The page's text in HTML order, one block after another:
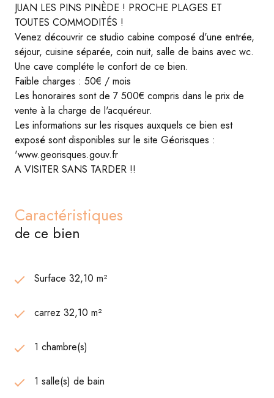
JUAN LES PINS PINÈDE ! PROCHE PLAGES ET
TOUTES COMMODITÉS !
Venez découvrir ce studio cabine composé d'une entrée,
séjour, cuisine séparée, coin nuit, salle de bains avec wc.
Une cave compléte le confort de ce bien.
Faible charges : 50€ / mois
Les honoraires sont de 7 500€ compris dans le prix de
vente à la charge de l'acquéreur.
Les informations sur les risques auxquels ce bien est
exposé sont disponibles sur le site Géorisques :
'www.georisques.gouv.fr
A VISITER SANS TARDER !!
Caractéristiques
de ce bien
Surface 32,10 m²
carrez 32,10 m²
1 chambre(s)
1 salle(s) de bain